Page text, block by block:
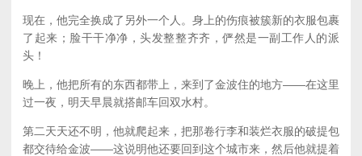
现在，他完全换成了另外一个人。身上的伤痕被簇新的衣服包裹
了起来；脸干干净净，头发整整齐齐，俨然是一副工作人的派
头！
晚上，他把所有的东西都带上，来到了金波住的地方——在这里
过一夜，明天早晨就搭邮车回双水村。
第二天天还不明，他就爬起来，把那卷行李和装烂衣服的破提包
都交待给金波——这说明他还要回到这个城市来，然后他就提着